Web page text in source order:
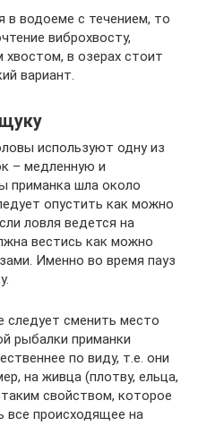
в водоеме с течением, то
виброхвосту,
в озерах стоит
вариант.
используют одну из
– медленную и
приманка шла около
опустить как можно
ловля ведется на
вестись как можно
Именно во время пауз
следует сменить место
рыбалки приманки
по виду, т.е. они
на живца (плотву, ельца,
свойством, которое
все происходящее на